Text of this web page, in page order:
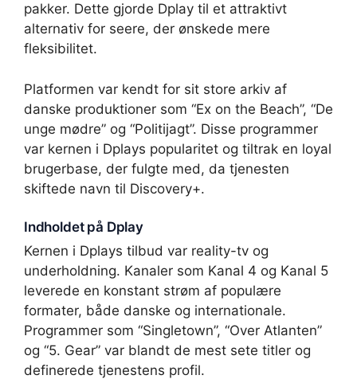
pakker. Dette gjorde Dplay til et attraktivt
alternativ for seere, der ønskede mere
fleksibilitet.
Platformen var kendt for sit store arkiv af
danske produktioner som “Ex on the Beach”, “De
unge mødre” og “Politijagt”. Disse programmer
var kernen i Dplays popularitet og tiltrak en loyal
brugerbase, der fulgte med, da tjenesten
skiftede navn til Discovery+.
Indholdet på Dplay
Kernen i Dplays tilbud var reality-tv og
underholdning. Kanaler som Kanal 4 og Kanal 5
leverede en konstant strøm af populære
formater, både danske og internationale.
Programmer som “Singletown”, “Over Atlanten”
og “5. Gear” var blandt de mest sete titler og
definerede tjenestens profil.